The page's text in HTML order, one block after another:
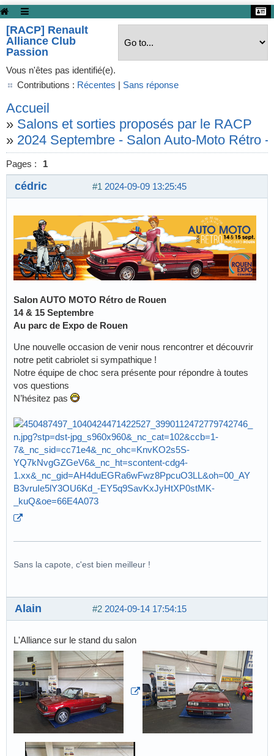
[RACP] Renault
Alliance Club
Passion
Vous n'êtes pas identifié(e).
Contributions : Récentes | Sans réponse
Accueil
» Salons et sorties proposés par le RACP
» 2024 Septembre - Salon Auto-Moto Rétro -
Pages : 1
#1 2024-09-09 13:25:45
cédric
Salon AUTO MOTO Rétro de Rouen
14 & 15 Septembre
Au parc de Expo de Rouen
Une nouvelle occasion de venir nous rencontrer et découvrir
notre petit cabriolet si sympathique !
Notre équipe de choc sera présente pour répondre à toutes
vos questions
N’hésitez pas
Sans la capote, c'est bien meilleur !
#2 2024-09-14 17:54:15
Alain
L'Alliance sur le stand du salon